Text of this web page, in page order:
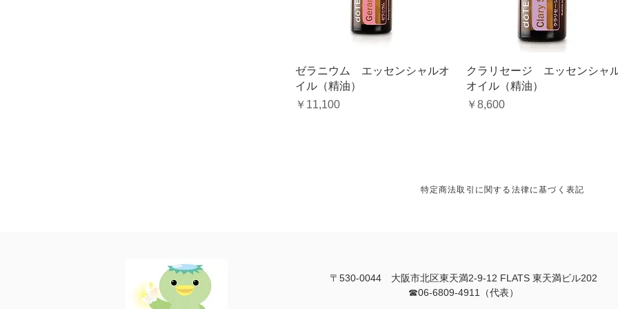
クイックビュー
ゼラニウム エッセンシャルオ
イル（精油）
価格
￥11,100
クイックビュー
クラリセージ エッセンシャ
オイル（精油）
価格
￥8,600
特定商法取引に関する法律に基づく表記
〒530-0044 大阪市北区東天満2-9-12 FLATS 東天満ビル202
​☎06-6809-4911（代表）